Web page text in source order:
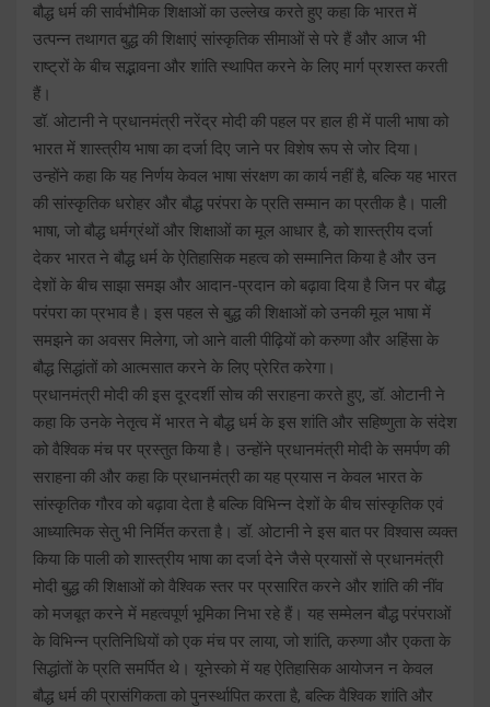
बौद्ध धर्म की सार्वभौमिक शिक्षाओं का उल्लेख करते हुए कहा कि भारत में
उत्पन्न तथागत बुद्ध की शिक्षाएं सांस्कृतिक सीमाओं से परे हैं और आज भी
राष्ट्रों के बीच सद्भावना और शांति स्थापित करने के लिए मार्ग प्रशस्त करती
हैं।
डॉ. ओटानी ने प्रधानमंत्री नरेंद्र मोदी की पहल पर हाल ही में पाली भाषा को
भारत में शास्त्रीय भाषा का दर्जा दिए जाने पर विशेष रूप से जोर दिया।
उन्होंने कहा कि यह निर्णय केवल भाषा संरक्षण का कार्य नहीं है, बल्कि यह भारत
की सांस्कृतिक धरोहर और बौद्ध परंपरा के प्रति सम्मान का प्रतीक है। पाली
भाषा, जो बौद्ध धर्मग्रंथों और शिक्षाओं का मूल आधार है, को शास्त्रीय दर्जा
देकर भारत ने बौद्ध धर्म के ऐतिहासिक महत्व को सम्मानित किया है और उन
देशों के बीच साझा समझ और आदान-प्रदान को बढ़ावा दिया है जिन पर बौद्ध
परंपरा का प्रभाव है। इस पहल से बुद्ध की शिक्षाओं को उनकी मूल भाषा में
समझने का अवसर मिलेगा, जो आने वाली पीढ़ियों को करुणा और अहिंसा के
बौद्ध सिद्धांतों को आत्मसात करने के लिए प्रेरित करेगा।
प्रधानमंत्री मोदी की इस दूरदर्शी सोच की सराहना करते हुए, डॉ. ओटानी ने
कहा कि उनके नेतृत्व में भारत ने बौद्ध धर्म के इस शांति और सहिष्णुता के संदेश
को वैश्विक मंच पर प्रस्तुत किया है। उन्होंने प्रधानमंत्री मोदी के समर्पण की
सराहना की और कहा कि प्रधानमंत्री का यह प्रयास न केवल भारत के
सांस्कृतिक गौरव को बढ़ावा देता है बल्कि विभिन्न देशों के बीच सांस्कृतिक एवं
आध्यात्मिक सेतु भी निर्मित करता है। डॉ. ओटानी ने इस बात पर विश्वास व्यक्त
किया कि पाली को शास्त्रीय भाषा का दर्जा देने जैसे प्रयासों से प्रधानमंत्री
मोदी बुद्ध की शिक्षाओं को वैश्विक स्तर पर प्रसारित करने और शांति की नींव
को मजबूत करने में महत्वपूर्ण भूमिका निभा रहे हैं। यह सम्मेलन बौद्ध परंपराओं
के विभिन्न प्रतिनिधियों को एक मंच पर लाया, जो शांति, करुणा और एकता के
सिद्धांतों के प्रति समर्पित थे। यूनेस्को में यह ऐतिहासिक आयोजन न केवल
बौद्ध धर्म की प्रासंगिकता को पुनर्स्थापित करता है, बल्कि वैश्विक शांति और